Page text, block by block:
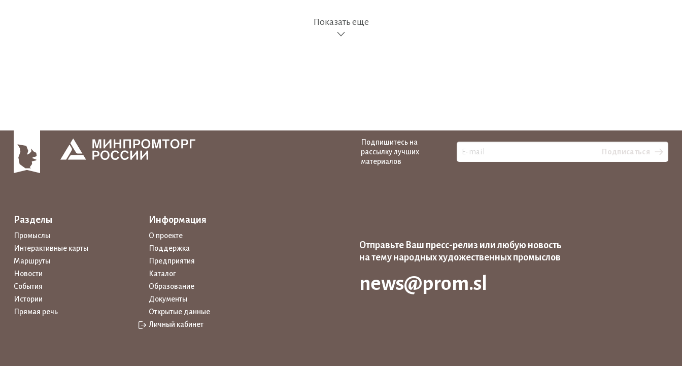
Показать еще
Подпишитесь на
рассылку лучших
материалов
Подписаться
Разделы
Промыслы
Интерактивные карты
Маршруты
Новости
События
Истории
Прямая речь
Информация
О проекте
Поддержка
Предприятия
Каталог
Образование
Документы
Открытые данные
Личный кабинет
Отправьте Ваш пресс-релиз или любую новость
на тему народных художественных промыслов
news@prom.sl